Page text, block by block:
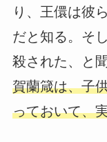
り、王儇は彼
だと知る。そ
殺された、と
賀蘭箴は、子
っておいて、